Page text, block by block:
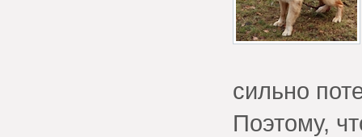
сильно
Поэтому,